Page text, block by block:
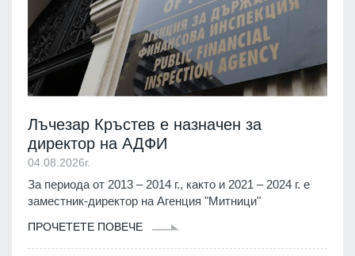
Лъчезар Кръстев е назначен за
директор на АДФИ
04.08.2026г.
За периода от 2013 – 2014 г., както и 2021 – 2024 г. е
заместник-директор на Агенция "Митници"
ПРОЧЕТЕТЕ ПОВЕЧЕ